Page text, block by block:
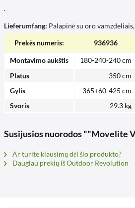
.
Lieferumfang: Palapinė su oro
Prekės numeris:
936936
Montavimo aukštis 180-240-240 cm
Platus
350 cm
Gylis
365+60-425 cm
Svoris
29.3 kg
Susijusios nuorodos ""Movelite
Ar turite klausimų dėl šio produkto?
Daugiau prekių iš Outdoor Revolution